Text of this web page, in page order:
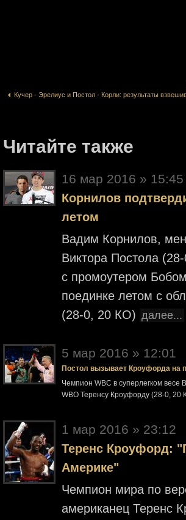
Кучер - Эрелиус и Постол - Корли: результаты
Читайте также
16 мар 2016 » 15:45
Корнилов
летом
Вадим Корнилов,
Виктора Постола
с промоутером
поединке летом с
(28-0, 20 КО) далее...
5 мар 2016 » 12:01
Постол вызывает Кроуфорда на
Чемпион WBC в суперлегком
WBO Теренсу Кроуфорду (28-0, 20
1 мар 2016 » 23:12
Теренс Кроуфорд:
Америке"
Чемпион мира по
американец Теренс